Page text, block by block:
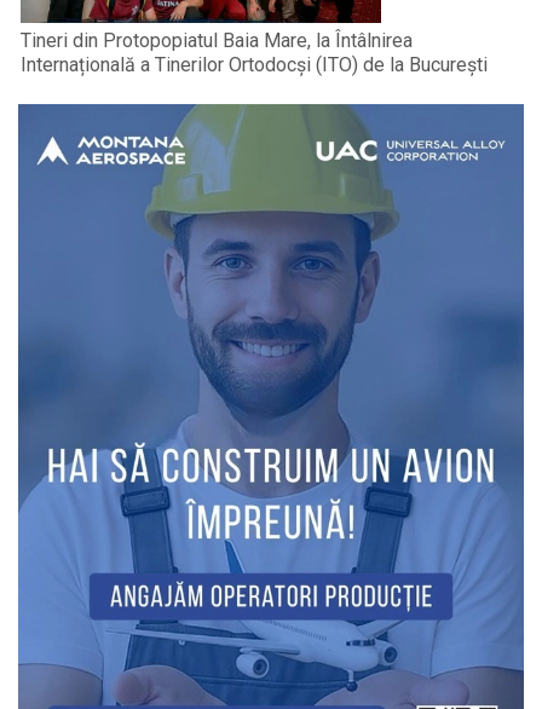
Tineri din Protopopiatul Baia Mare, la Întâlnirea
Internațională a Tinerilor Ortodocși (ITO) de la București